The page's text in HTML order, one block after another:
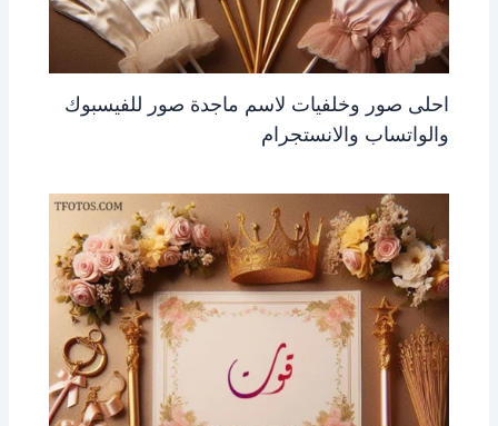
احلى صور وخلفيات لاسم ماجدة صور للفيسبوك
والواتساب والانستجرام